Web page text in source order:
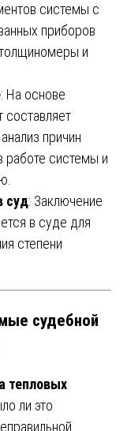
системы с
приборов
и
: На основе
составляет
причин
системы и
суд: Заключение
в суде для
степени
судебной
тепловых
ли это